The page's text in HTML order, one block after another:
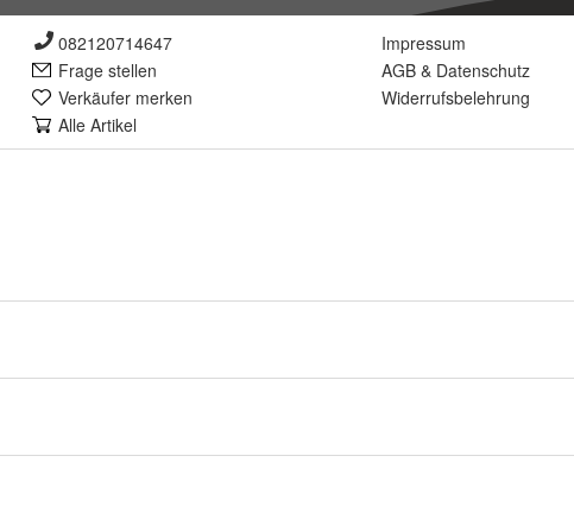
082120714647
Frage stellen
Verkäufer merken
Alle Artikel
Impressum
AGB & Datenschutz
Widerrufsbelehrung